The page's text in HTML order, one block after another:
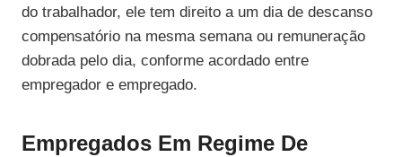
do trabalhador, ele tem direito a um dia de descanso
compensatório na mesma semana ou remuneração
dobrada pelo dia, conforme acordado entre
empregador e empregado.
Empregados Em Regime De